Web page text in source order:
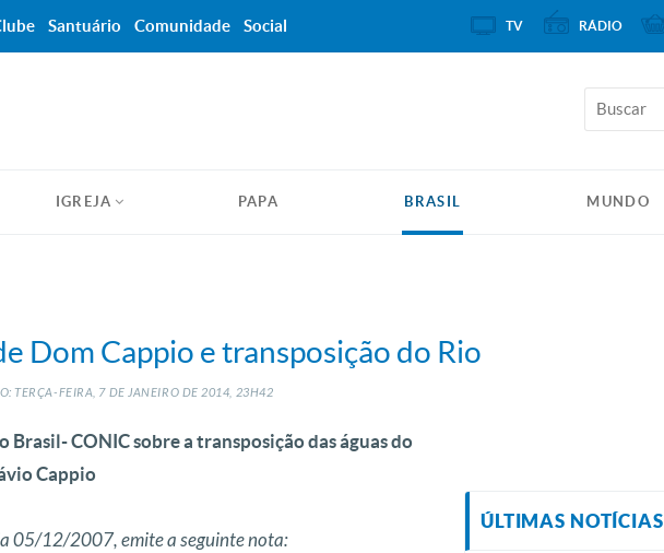
IGREJA PAPA BRASIL MUNDO
Dom Cappio e transposição do Rio
TERÇA-FEIRA, 7 DEJANEIRO DE2014, 23H42
CONIC sobre a transposição das águas do
Cappio
05/12/2007, emite a seguinte nota:
ÚLTIMAS NOTÍCIAS
Santuário Comunidade Social TV RÁDIO